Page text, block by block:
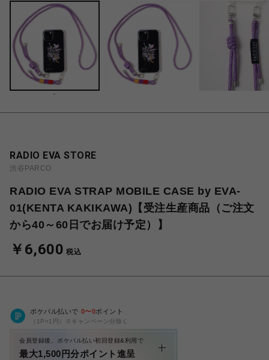
-
RADIO EVA STORE
渋谷PARCO
RADIO EVA STRAP MOBILE CASE by EVA-
01(KENTA KAKIKAWA)【受注生産商品（ご注文
から40～60日でお届け予定）】
￥6,600 税込
ポケパル払いで 0〜0ポイント
（1P=1円）※キャンペーン分除く
会員登録後、ポケパル払い初回登録&利用で
最大1,500円分ポイント進呈